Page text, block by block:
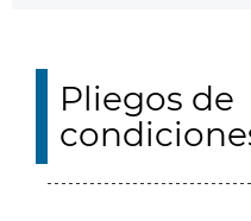
Pliegos de